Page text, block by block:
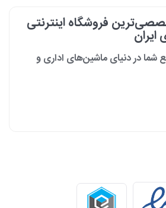
فروشگاه اینترنتی
شما در دنیای ماشین‌های اداری و
و سازمان‌ها برای افزایش بهره‌وری خود به
دسترسی به ابزارهای کارآمد و قابل اعتماد یک
از مشاوره پیش از خرید تا پشتیبانی پس از فروش،
خانگی است.